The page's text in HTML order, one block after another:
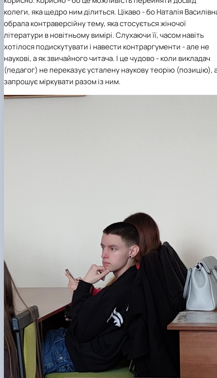
колеги, яка щедро ним ділиться. Цікаво - бо Наталія
обрала контраверсійну тему, яка стосується жіночої
літератури в новітньому вимірі. Слухаючи її, часом навіть
хотілося подискутувати і навести контраргументи - але не
наукові, а як звичайного читача. І це чудово - коли викладач
(педагог) не переказує усталену наукову теорію (позицію),
запрошує міркувати разом із ним.